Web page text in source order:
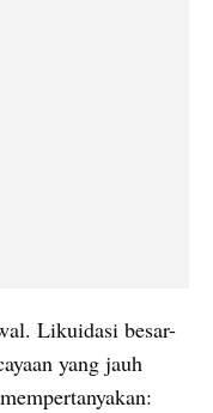
Likuidasi besar-
yang jauh